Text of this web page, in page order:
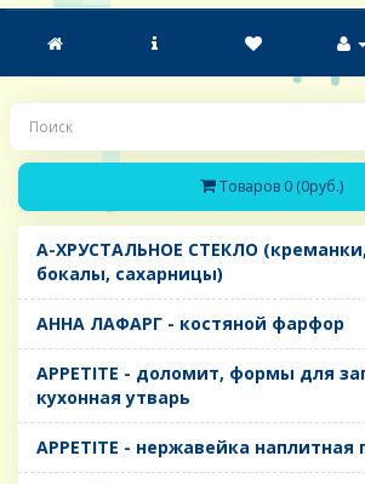
Товаров 0 (0руб.)
A-ХРУСТАЛЬНОЕ СТЕКЛО
бокалы, сахарницы)
AHHA ЛАФАРГ - костяной фарфор
APPETITE - доломит, формы для
кухонная утварь
APPETITE - нержавейка наплитная